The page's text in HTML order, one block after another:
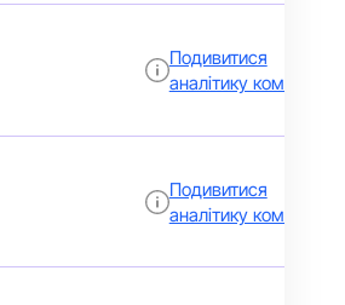
Подивитися
аналітику компанії
Подивитися
аналітику компанії